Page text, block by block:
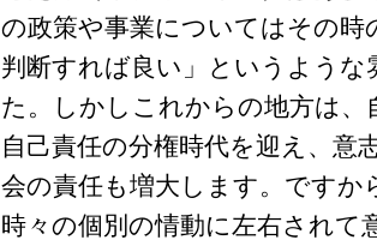
の政策や事業についてはその時
判断すれば良い」というよう
た。しかしこれからの地方は、
自己責任の分権時代を迎え、意
会の責任も増大します。ですか
時々の個別の情動に左右されて